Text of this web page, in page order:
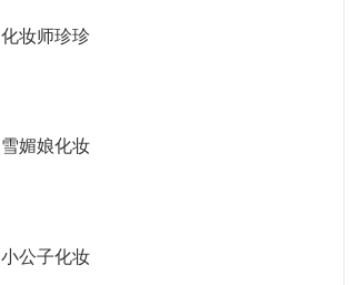
化妆师珍珍
雪媚娘化妆
小公子化妆